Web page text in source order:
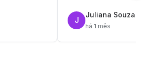
J
Juliana Souza
há 1 mês